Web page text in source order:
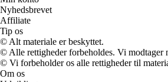
Nyhedsbrevet
Affiliate
Tip os
© Alt materiale er beskyttet.
© Alle rettigheder forbeholdes. Vi modtager
© Vi forbeholder os alle rettigheder til
Om os